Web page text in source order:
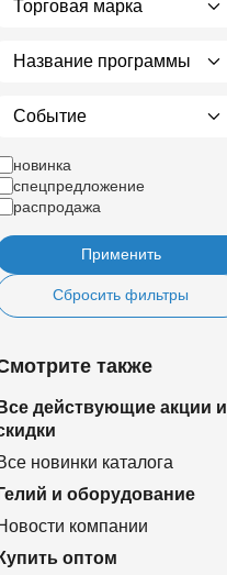
новинка
спецпредложение
распродажа
Применить
Сбросить фильтры
также
Все действующие акции и
новинки каталога
Гелий и оборудование
компании
Купить оптом